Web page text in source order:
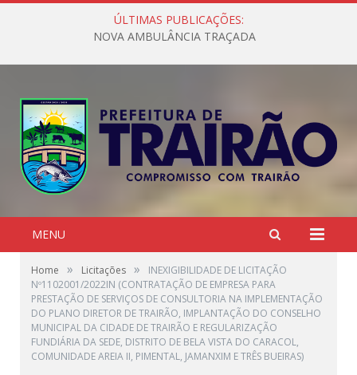
ÚLTIMAS PUBLICAÇÕES:
NOVA AMBULÂNCIA TRAÇADA
MENU
Home » Licitações »
INEXIGIBILIDADE DE LICITAÇÃO
Nº1102001/2022IN (CONTRATAÇÃO DE EMPRESA PARA
PRESTAÇÃO DE SERVIÇOS DE CONSULTORIA NA IMPLEMENTAÇÃO
DO PLANO DIRETOR DE TRAIRÃO, IMPLANTAÇÃO DO CONSELHO
MUNICIPAL DA CIDADE DE TRAIRÃO E REGULARIZAÇÃO
FUNDIÁRIA DA SEDE, DISTRITO DE BELA VISTA DO CARACOL,
COMUNIDADE AREIA II, PIMENTAL, JAMANXIM E TRÊS BUEIRAS)